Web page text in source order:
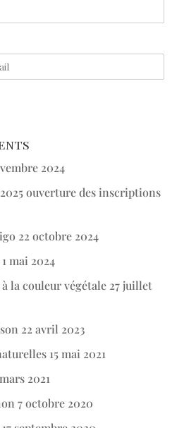
2024
ouverture des inscriptions
22 octobre 2024
1 mai 2024
la couleur végétale 27 juillet
22 avril 2023
15 mai 2021
2021
7 octobre 2020